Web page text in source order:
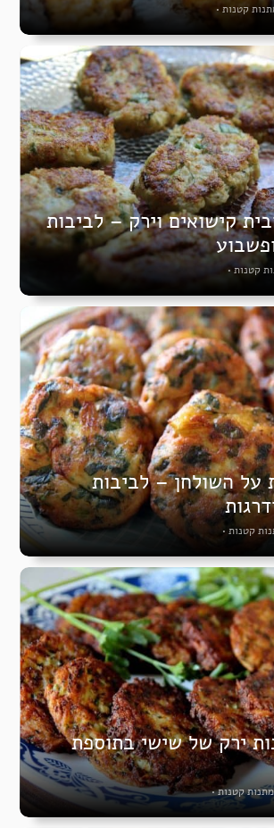
קטנות •
קישואים וירק – לביבות
קטנות •
על השולחן – לביבות
קטנות •
ירק של שישי בתוספת
מתנות קטנות•